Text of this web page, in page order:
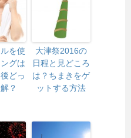
を使
グは
どっ
？
大津祭2016の
日程と見どころ
は？ちまきをゲ
ットする方法